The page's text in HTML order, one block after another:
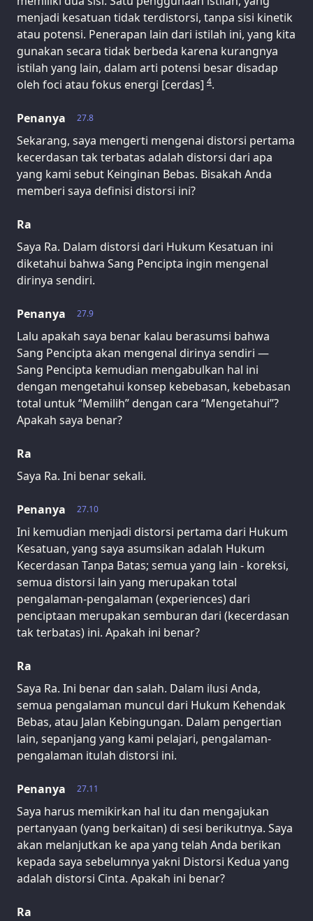
menjadi kesatuan tidak terdistorsi, tanpa sisi kinetik
atau potensi. Penerapan lain dari istilah ini, yang kita
gunakan secara tidak berbeda karena kurangnya
istilah yang lain, dalam arti potensi besar disadap
oleh foci atau fokus energi [cerdas] 4.
27.8
Penanya
Sekarang, saya mengerti mengenai distorsi pertama
kecerdasan tak terbatas adalah distorsi dari apa
yang kami sebut Keinginan Bebas. Bisakah Anda
memberi saya definisi distorsi ini?
Ra
Saya Ra. Dalam distorsi dari Hukum Kesatuan ini
diketahui bahwa Sang Pencipta ingin mengenal
dirinya sendiri.
27.9
Penanya
Lalu apakah saya benar kalau berasumsi bahwa
Sang Pencipta akan mengenal dirinya sendiri —
Sang Pencipta kemudian mengabulkan hal ini
dengan mengetahui konsep kebebasan, kebebasan
total untuk “Memilih” dengan cara “Mengetahui”?
Apakah saya benar?
Ra
Saya Ra. Ini benar sekali.
27.10
Penanya
Ini kemudian menjadi distorsi pertama dari Hukum
Kesatuan, yang saya asumsikan adalah Hukum
Kecerdasan Tanpa Batas; semua yang lain - koreksi,
semua distorsi lain yang merupakan total
pengalaman-pengalaman (experiences) dari
penciptaan merupakan semburan dari (kecerdasan
tak terbatas) ini. Apakah ini benar?
Ra
Saya Ra. Ini benar dan salah. Dalam ilusi Anda,
semua pengalaman muncul dari Hukum Kehendak
Bebas, atau Jalan Kebingungan. Dalam pengertian
lain, sepanjang yang kami pelajari, pengalaman-
pengalaman itulah distorsi ini.
27.11
Penanya
Saya harus memikirkan hal itu dan mengajukan
pertanyaan (yang berkaitan) di sesi berikutnya. Saya
akan melanjutkan ke apa yang telah Anda berikan
kepada saya sebelumnya yakni Distorsi Kedua yang
adalah distorsi Cinta. Apakah ini benar?
Ra